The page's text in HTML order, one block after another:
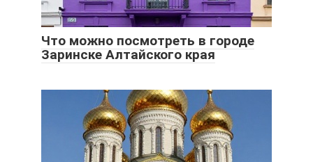
Что можно посмотреть в городе
Заринске Алтайского края